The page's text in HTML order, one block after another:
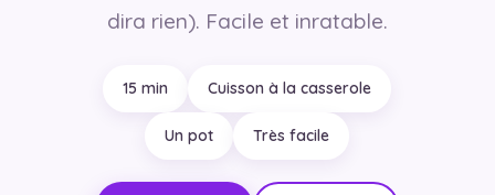
dira rien). Facile et inratable.
15 min Cuisson à la casserole
Un pot Très facile